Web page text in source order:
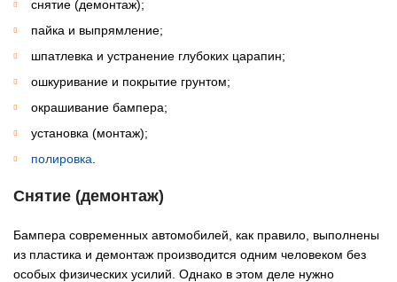
снятие (демонтаж);
пайка и выпрямление;
шпатлевка и устранение глубоких царапин;
ошкуривание и покрытие грунтом;
окрашивание бампера;
установка (монтаж);
полировка
Снятие (демонтаж)
Бампера современных автомобилей, как правило, выполнены
из пластика и демонтаж производится одним человеком без
особых физических усилий. Однако в этом деле нужно